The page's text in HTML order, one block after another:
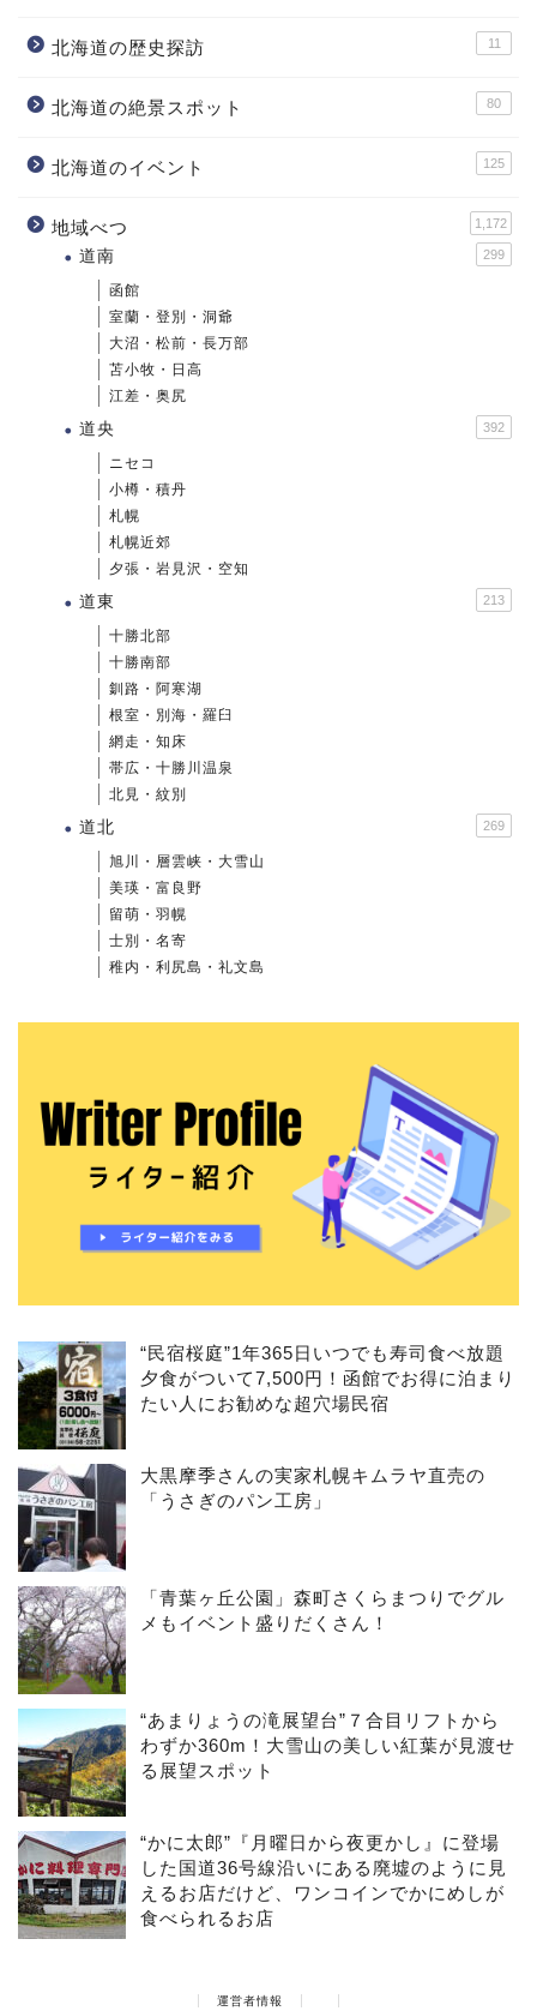
北海道の歴史探訪 11
北海道の絶景スポット 80
北海道のイベント 125
地域べつ 1,172
道南 299
函館
室蘭・登別・洞爺
大沼・松前・長万部
苫小牧・日高
江差・奥尻
道央 392
ニセコ
小樽・積丹
札幌
札幌近郊
夕張・岩見沢・空知
道東 213
十勝北部
十勝南部
釧路・阿寒湖
根室・別海・羅臼
網走・知床
帯広・十勝川温泉
北見・紋別
道北 269
旭川・層雲峡・大雪山
美瑛・富良野
留萌・羽幌
士別・名寄
稚内・利尻島・礼文島
“民宿桜庭”1年365日いつでも寿司食べ放題
夕食がついて7,500円！函館でお得に泊まり
たい人にお勧めな超穴場民宿
大黒摩季さんの実家札幌キムラヤ直売の
「うさぎのパン工房」
「青葉ヶ丘公園」森町さくらまつりでグル
メもイベント盛りだくさん！
“あまりょうの滝展望台”７合目リフトから
わずか360m！大雪山の美しい紅葉が見渡せ
る展望スポット
“かに太郎”『月曜日から夜更かし』に登場
した国道36号線沿いにある廃墟のように見
えるお店だけど、ワンコインでかにめしが
食べられるお店
運営者情報